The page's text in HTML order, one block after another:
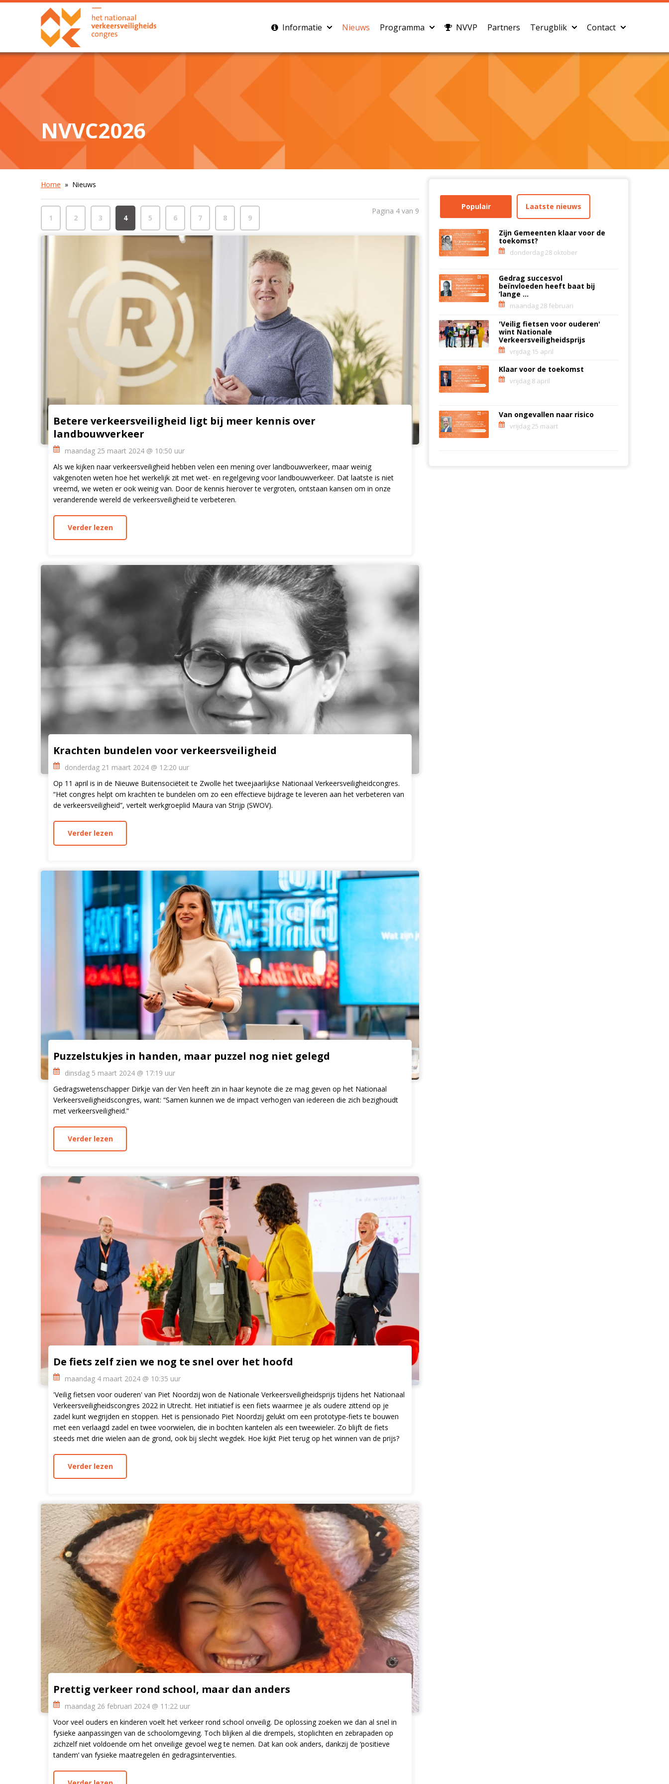
Informatie Nieuws Programma NVVP Partners Terugblik Contact
NVVC2026
Home » Nieuws
1 2 3 4 5 6 7 8 9
Pagina 4 van 9
Betere verkeersveiligheid ligt bij meer kennis over
landbouwverkeer
maandag 25 maart 2024 @ 10:50 uur
Als we kijken naar verkeersveiligheid hebben velen een mening over landbouwverkeer, maar weinig
vakgenoten weten hoe het werkelijk zit met wet- en regelgeving voor landbouwverkeer. Dat laatste is niet
vreemd, we weten er ook weinig van. Door de kennis hierover te vergroten, ontstaan kansen om in onze
veranderende wereld de verkeersveiligheid te verbeteren.
Verder lezen
Krachten bundelen voor verkeersveiligheid
donderdag 21 maart 2024 @ 12:20 uur
Op 11 april is in de Nieuwe Buitensociëteit te Zwolle het tweejaarlijkse Nationaal Verkeersveiligheidcongres.
“Het congres helpt om krachten te bundelen om zo een effectieve bijdrage te leveren aan het verbeteren van
de verkeersveiligheid”, vertelt werkgroeplid Maura van Strijp (SWOV).
Verder lezen
Puzzelstukjes in handen, maar puzzel nog niet gelegd
dinsdag 5 maart 2024 @ 17:19 uur
Gedragswetenschapper Dirkje van der Ven heeft zin in haar keynote die ze mag geven op het Nationaal
Verkeersveiligheidscongres, want: “Samen kunnen we de impact verhogen van iedereen die zich bezighoudt
met verkeersveiligheid.”
Verder lezen
De fiets zelf zien we nog te snel over het hoofd
maandag 4 maart 2024 @ 10:35 uur
'Veilig fietsen voor ouderen' van Piet Noordzij won de Nationale Verkeersveiligheidsprijs tijdens het Nationaal
Verkeersveiligheidscongres 2022 in Utrecht. Het initiatief is een fiets waarmee je als oudere zittend op je
zadel kunt wegrijden en stoppen. Het is pensionado Piet Noordzij gelukt om een prototype-fiets te bouwen
met een verlaagd zadel en twee voorwielen, die in bochten kantelen als een tweewieler. Zo blijft de fiets
steeds met drie wielen aan de grond, ook bij slecht wegdek. Hoe kijkt Piet terug op het winnen van de prijs?
Verder lezen
Prettig verkeer rond school, maar dan anders
maandag 26 februari 2024 @ 11:22 uur
Voor veel ouders en kinderen voelt het verkeer rond school onveilig. De oplossing zoeken we dan al snel in
fysieke aanpassingen van de schoolomgeving. Toch blijken al die drempels, stoplichten en zebrapaden op
zichzelf niet voldoende om het onveilige gevoel weg te nemen. Dat kan ook anders, dankzij de ‘positieve
tandem’ van fysieke maatregelen én gedragsinterventies.
Populair Laatste nieuws
Zijn Gemeenten klaar voor de
toekomst?
donderdag 28 oktober
Gedrag succesvol
beïnvloeden heeft baat bij
‘lange ...
maandag 28 februari
'Veilig fietsen voor ouderen'
wint Nationale
Verkeersveiligheidsprijs
vrijdag 15 april
Klaar voor de toekomst
vrijdag 8 april
Van ongevallen naar risico
vrijdag 25 maart